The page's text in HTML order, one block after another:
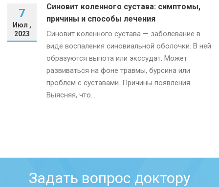
7
Июл ,
2023
Синовит коленного сустава: симптомы,
причины и способы лечения
Синовит коленного сустава — заболевание в
виде воспаления синовиальной оболочки. В ней
образуются выпота или экссудат. Может
развиваться на фоне травмы, бурсина или
проблем с суставами. Причины появления
Выясняя, что...
Задать вопрос доктору